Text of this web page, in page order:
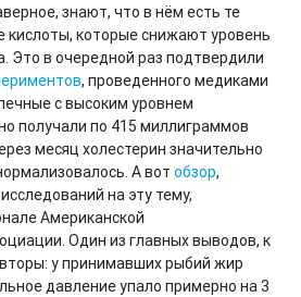
знают, что в нём есть те
которые снижают уровень
Это в очередной раз подтвердили
, проведенного медиками
с высоким уровнем
получали по 415 миллиграммов
месяц холестерин значительно
А вот обзор,
на эту тему,
Американской
Один из главных выводов, к
у принимавших рыбий жир
давление упало примерно на 3